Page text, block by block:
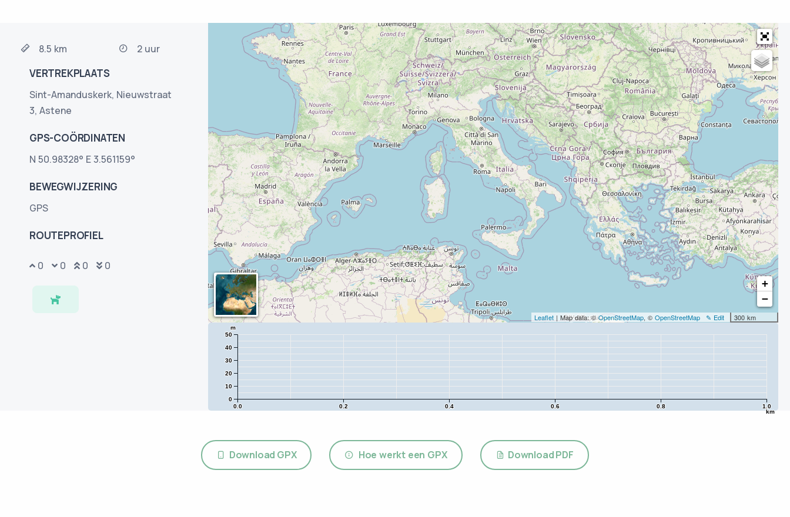
8.5 km 2 uur
VERTREKPLAATS
Sint-Amanduskerk, Nieuwstraat
3, Astene
GPS-COÖRDINATEN
N 50.98328° E 3.561159°
BEWEGWIJZERING
GPS
ROUTEPROFIEL
0 0 0 0
+
−
300 km
✎ Edit
Leaflet | Map data: ©OpenStreetMap, © OpenStreetMap
0.0 0.2 0.4 0.6 0.8 1.0
km
0
10
20
30
40
50
m
Download GPX Hoe werkt een GPX Download PDF